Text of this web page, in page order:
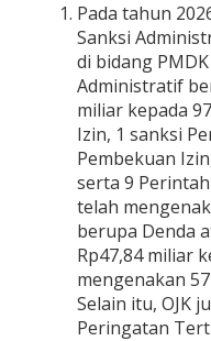
Pada tahun
Sanksi
di bidang
Administratif
miliar kepada
Izin, 1 sanksi
Pembekuan
serta 9
telah
berupa Denda
Rp47,84 miliar
mengenakan
Selain itu, OJK
Peringatan